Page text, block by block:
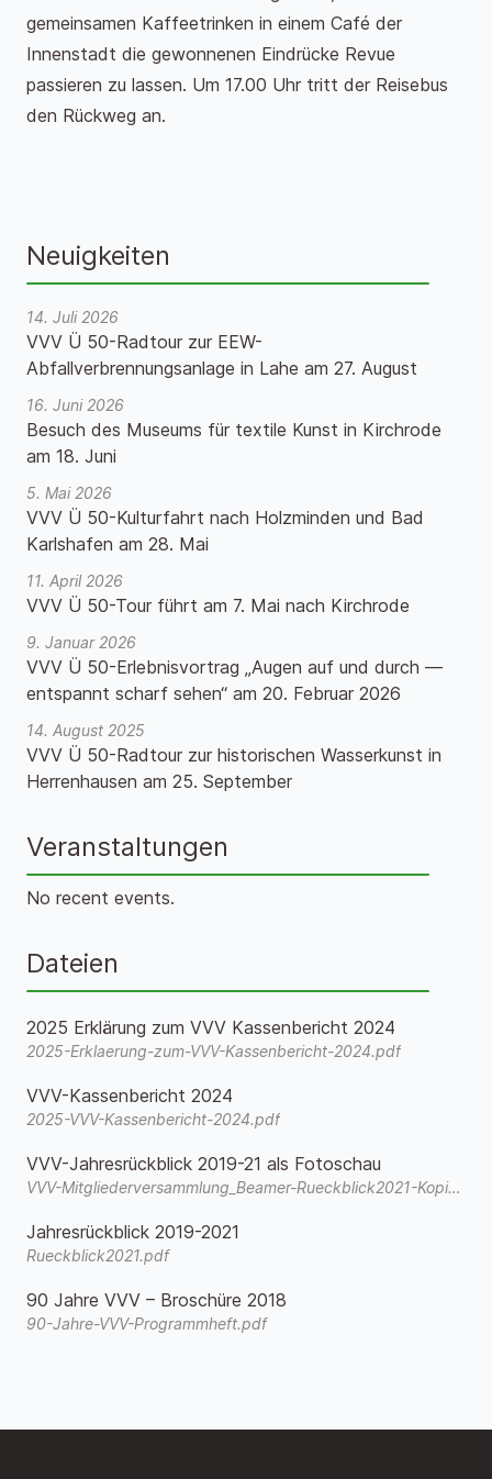
gemeinsamen Kaffeetrinken in einem Café der
Innenstadt die gewonnenen Eindrücke Revue
passieren zu lassen. Um 17.00 Uhr tritt der Reisebus
den Rückweg an.
Neuigkeiten
14. Juli 2026
VVV Ü 50-Radtour zur EEW-
Abfallverbrennungsanlage in Lahe am 27. August
16. Juni 2026
Besuch des Museums für textile Kunst in Kirchrode
am 18. Juni
5. Mai 2026
VVV Ü 50-Kulturfahrt nach Holzminden und Bad
Karlshafen am 28. Mai
11. April 2026
VVV Ü 50-Tour führt am 7. Mai nach Kirchrode
9. Januar 2026
VVV Ü 50-Erlebnisvortrag „Augen auf und durch —
entspannt scharf sehen“ am 20. Februar 2026
14. August 2025
VVV Ü 50-Radtour zur historischen Wasserkunst in
Herrenhausen am 25. September
Veranstaltungen
No recent events.
Dateien
2025 Erklärung zum VVV Kassenbericht 2024
2025-Erklaerung-zum-VVV-Kassenbericht-2024.pdf
VVV-Kassenbericht 2024
2025-VVV-Kassenbericht-2024.pdf
VVV-Jahresrückblick 2019-21 als Fotoschau
VVV-Mitgliederversammlung_Beamer-Rueckblick2021-Kopie.wmv
Jahresrückblick 2019-2021
Rueckblick2021.pdf
90 Jahre VVV – Broschüre 2018
90-Jahre-VVV-Programmheft.pdf